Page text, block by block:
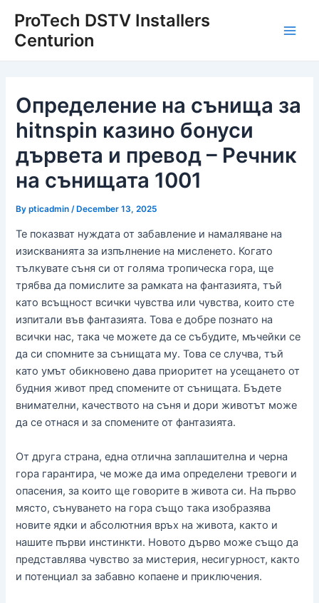
content
ProTech DSTV Installers
Centurion
Определение на сънища за
hitnspin казино бонуси
дървета и превод – Речник
на сънищата 1001
Bypticadmin/ December 13, 2025
Те показват нуждата от забавление и намаляване на
изискванията за изпълнение на мисленето. Когато
тълкувате съня си от голяма тропическа гора, ще
трябва да помислите за рамката на фантазията, тъй
като всъщност всички чувства или чувства, които сте
изпитали във фантазията. Това е добре познато на
всички нас, така че можете да се събудите, мъчейки се
да си спомните за сънищата му. Това се случва, тъй
като умът обикновено дава приоритет на усещането от
будния живот пред спомените от сънищата. Бъдете
внимателни, качеството на съня и дори животът може
да се отнася и за спомените от фантазията.
От друга страна, една отлична заплашителна и черна
гора гарантира, че може да има определени тревоги и
опасения, за които ще говорите в живота си. На първо
място, сънуването на гора също така изобразява
новите ядки и абсолютния връх на живота, както и
нашите първи инстинкти. Новото дърво може също да
представлява чувство за мистерия, несигурност, както
и потенциал за забавно копаене и приключения.
navigation